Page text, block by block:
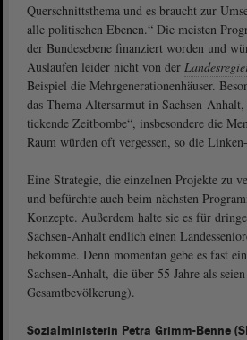
Querschnittsthema und es braucht zur
alle politischen Ebenen.“ Die meisten
der Bundesebene finanziert worden und
Auslaufen leider nicht von der
Beispiel die Mehrgenerationenhäuser.
das Thema Altersarmut in Sachsen-
tickende Zeitbombe“, insbesondere die
Raum würden oft vergessen, so die
Eine Strategie, die einzelnen Projekte zu
und befürchte auch beim nächsten
Konzepte. Außerdem halte sie es für
Sachsen-Anhalt endlich einen
bekomme. Denn momentan gebe es fast
Sachsen-Anhalt, die über 55 Jahre als
Gesamtbevölkerung).
Sozialministerin Petra Grimm-Benne